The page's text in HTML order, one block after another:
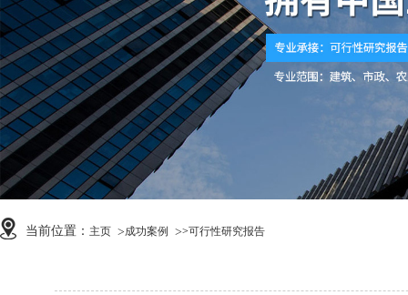
当前位置： 主页 成功案例 >可行性研究报告